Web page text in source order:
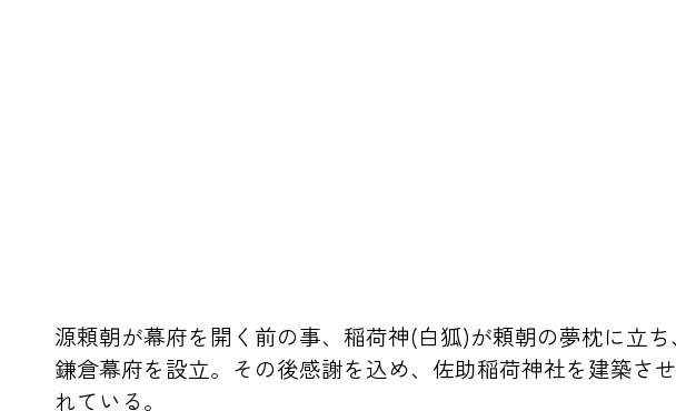
源頼朝が幕府を開く前の事、稲荷神(白狐)が頼朝の夢枕に立
鎌倉幕府を設立。その後感謝を込め、佐助稲荷神社を建築さ
れている。